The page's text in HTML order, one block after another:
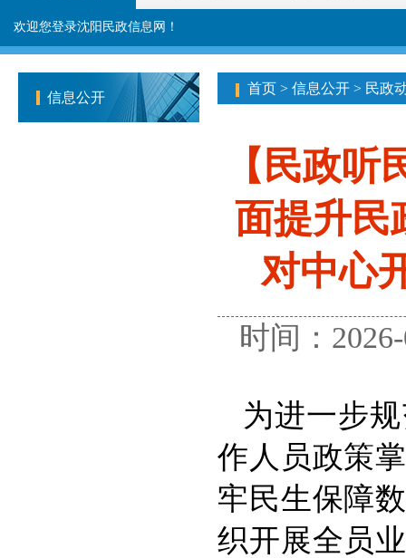
欢迎您登录沈阳民政信息网！
信息公开
首页 > 信息公开 > 民政
【民政
面提升
对中心
时间：
为进一步
作人员政策
牢民生保障
织开展全员